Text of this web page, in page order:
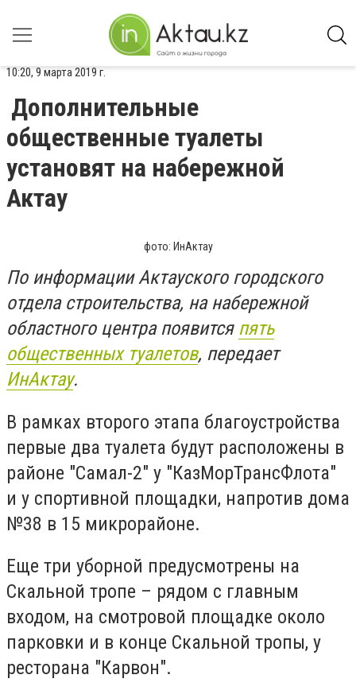
10:20, 9 марта 2019 г.
Дополнительные
общественные туалеты
установят на набережной
Актау
фото: ИнАктау
По информации Актауского городского
отдела строительства, на набережной
областного центра появится пять
общественных туалетов, передает
ИнАктау.
В рамках второго этапа благоустройства
первые два туалета будут расположены в
районе "Самал-2" у "КазМорТрансФлота"
и у спортивной площадки, напротив дома
№38 в 15 микрорайоне.
Еще три уборной предусмотрены на
Скальной тропе – рядом с главным
входом, на смотровой площадке около
парковки и в конце Скальной тропы, у
ресторана "Карвон".